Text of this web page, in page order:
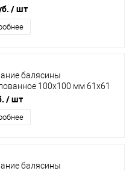
/ шт
балясины
100х100 мм 61х61
/ шт
балясины